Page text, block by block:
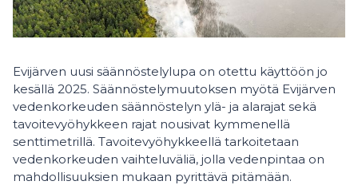
Evijärven uusi säännöstelylupa on otettu käyttöön jo
kesällä 2025. Säännöstelymuutoksen myötä Evijärven
vedenkorkeuden säännöstelyn ylä- ja alarajat sekä
tavoitevyöhykkeen rajat nousivat kymmenellä
senttimetrillä. Tavoitevyöhykkeellä tarkoitetaan
vedenkorkeuden vaihteluväliä, jolla vedenpintaa on
mahdollisuuksien mukaan pyrittävä pitämään.